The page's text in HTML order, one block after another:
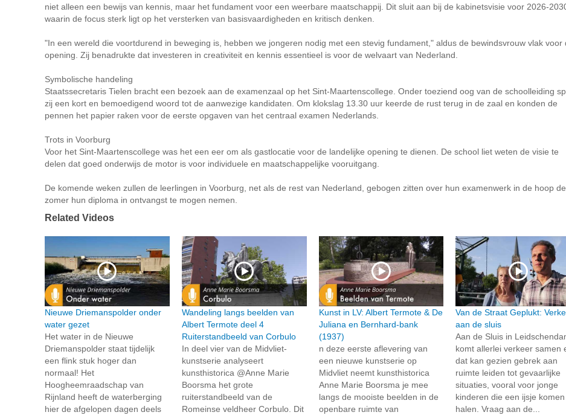
niet alleen een bewijs van kennis, maar het fundament voor een weerbare maatschappij. Dit sluit aan bij de kabinetsvisie voor 2026-
waarin de focus sterk ligt op het versterken van basisvaardigheden en kritisch denken.
"In een wereld die voortdurend in beweging is, hebben we jongeren nodig met een stevig fundament," aldus de bewindsvrouw vlak voor
opening. Zij benadrukte dat investeren in creativiteit en kennis essentieel is voor de welvaart van Nederland.
Symbolische handeling
Staatssecretaris Tielen bracht een bezoek aan de examenzaal op het Sint-Maartenscollege. Onder toeziend oog van de schoolleiding
zij een kort en bemoedigend woord tot de aanwezige kandidaten. Om klokslag 13.30 uur keerde de rust terug in de zaal en konden de
pennen het papier raken voor de eerste opgaven van het centraal examen Nederlands.
Trots in Voorburg
Voor het Sint-Maartenscollege was het een eer om als gastlocatie voor de landelijke opening te dienen. De school liet weten de visie te
delen dat goed onderwijs de motor is voor individuele en maatschappelijke vooruitgang.
De komende weken zullen de leerlingen in Voorburg, net als de rest van Nederland, gebogen zitten over hun examenwerk in de hoop
zomer hun diploma in ontvangst te mogen nemen.
Related Videos
Nieuwe Driemanspolder onder
water gezet
Het water in de Nieuwe
Driemanspolder staat tijdelijk
een flink stuk hoger dan
normaal! Het
Hoogheemraadschap van
Rijnland heeft de waterberging
hier de afgelopen dagen deels
Wandeling langs beelden van
Albert Termote deel 4
Ruiterstandbeeld van Corbulo
In deel vier van de Midvliet-
kunstserie analyseert
kunsthistorica @Anne Marie
Boorsma het grote
ruiterstandbeeld van de
Romeinse veldheer Corbulo. Dit
Kunst in LV: Albert Termote & De
Juliana en Bernhard-bank
(1937)
n deze eerste aflevering van
een nieuwe kunstserie op
Midvliet neemt kunsthistorica
Anne Marie Boorsma je mee
langs de mooiste beelden in de
openbare ruimte van
Van de Straat Geplukt:
aan de sluis
Aan de Sluis in
komt allerlei verkeer samen
dat kan gezien gebrek aan
ruimte leiden tot gevaarlijke
situaties, vooral voor jonge
kinderen die een ijsje komen
halen. Vraag aan de...